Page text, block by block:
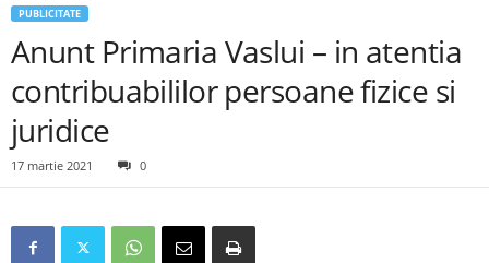
PUBLICITATE
Anunt Primaria Vaslui – in atentia
contribuabililor persoane fizice si
juridice
17 martie 2021 0